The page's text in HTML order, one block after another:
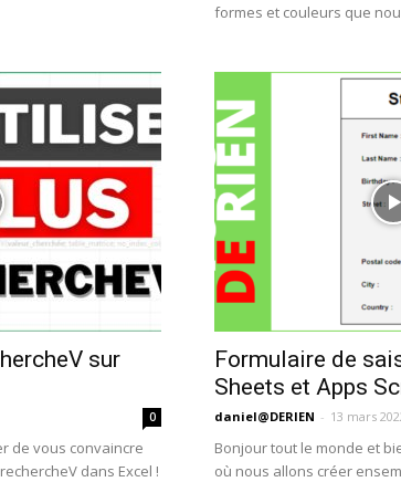
formes et couleurs que
sur
0
de vous convaincre
dans Excel !
Formulaire de
Sheets et Apps
daniel@DERIEN - 13 mars
Bonjour tout le monde et
où nous allons créer